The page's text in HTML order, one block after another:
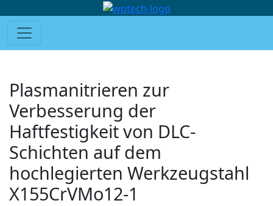
Plasmanitrieren zur
Verbesserung der
Haftfestigkeit von DLC-
Schichten auf dem
hochlegierten Werkzeugstahl
X155CrVMo12-1